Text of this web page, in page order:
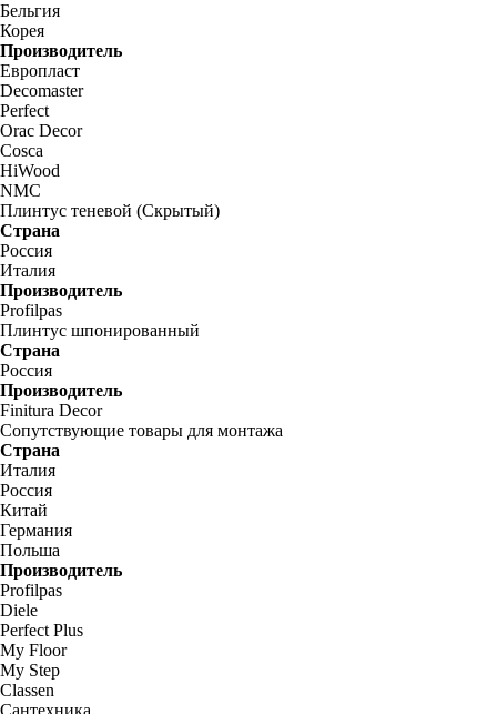
Бельгия
Корея
Производитель
Европласт
Decomaster
Perfect
Orac Decor
Cosca
HiWood
NMC
Плинтус теневой (Скрытый)
Страна
Россия
Италия
Производитель
Profilpas
Плинтус шпонированный
Страна
Россия
Производитель
Finitura Decor
Сопутствующие товары для монтажа
Страна
Италия
Россия
Китай
Германия
Польша
Производитель
Profilpas
Diele
Perfect Plus
My Floor
My Step
Classen
Сантехника